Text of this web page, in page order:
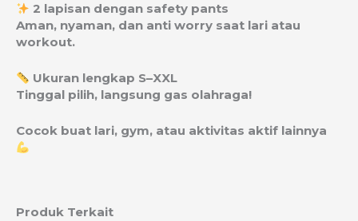
2 lapisan dengan safety pants
Aman, nyaman, dan anti worry saat lari atau
workout.
Ukuran lengkap S–XXL
Tinggal pilih, langsung gas olahraga!
Cocok buat lari, gym, atau aktivitas aktif lainnya
Produk Terkait